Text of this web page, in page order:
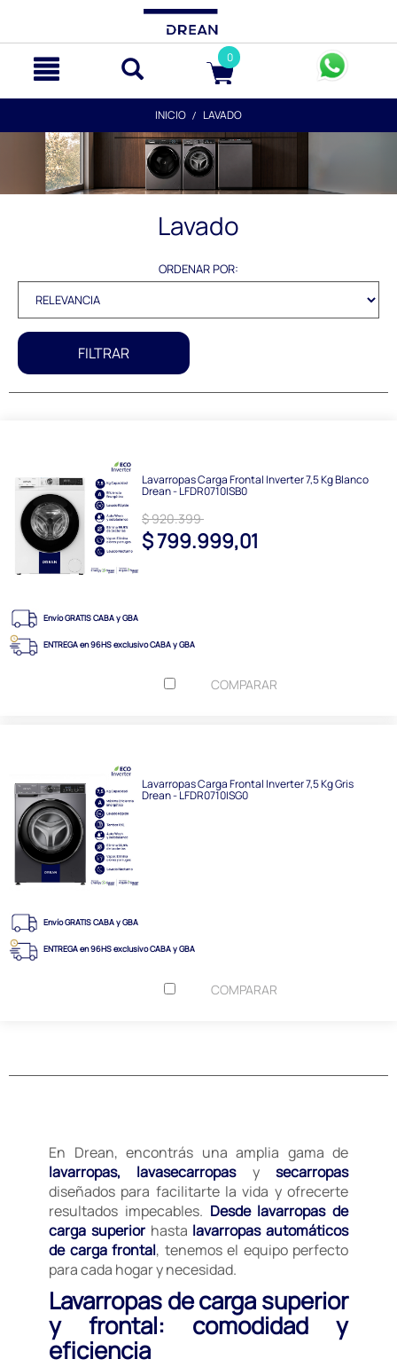
0
INICIO LAVADO
Lavado
ORDENAR POR:
FILTRAR
Lavarropas Carga Frontal Inverter 7,5 Kg Blanco
Drean - LFDR0710ISB0
$ 920.399
$ 799.999,01
Envío GRATIS CABA y GBA
ENTREGA en 96HS exclusivo CABA y GBA
COMPARAR
Lavarropas Carga Frontal Inverter 7,5 Kg Gris
Drean - LFDR0710ISG0
Envío GRATIS CABA y GBA
ENTREGA en 96HS exclusivo CABA y GBA
COMPARAR
En Drean, encontrás una amplia gama de
lavarropas, lavasecarropasysecarropas
diseñados para facilitarte la vida y ofrecerte
resultados impecables. Desde lavarropas de
carga superiorhasta lavarropas automáticos
de carga frontal, tenemos el equipo perfecto
para cada hogar y necesidad.
Lavarropas de carga superior
y frontal: comodidad y
eficiencia